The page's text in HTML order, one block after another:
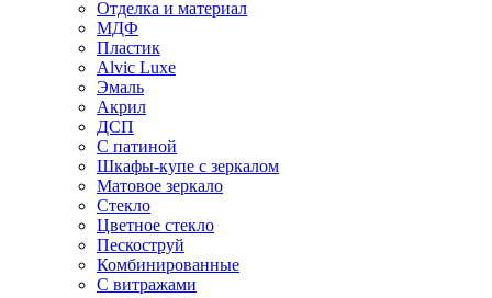
Отделка и материал
МДФ
Пластик
Alvic Luxe
Эмаль
Акрил
ДСП
С патиной
Шкафы-купе с зеркалом
Матовое зеркало
Стекло
Цветное стекло
Пескоструй
Комбинированные
С витражами